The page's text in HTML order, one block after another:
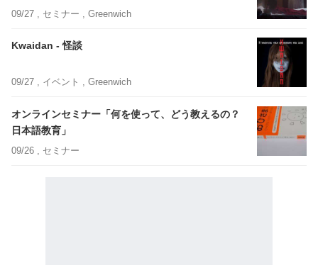
09/27 , セミナー , Greenwich
Kwaidan - 怪談
09/27 , イベント , Greenwich
オンラインセミナー「何を使って、どう教えるの？
日本語教育」
09/26 , セミナー